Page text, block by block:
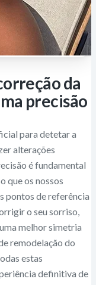
da
precisão
para detetar a
alterações
é fundamental
que os nossos
pontos de referência
o seu sorriso,
melhor simetria
remodelação do
estas
definitiva de